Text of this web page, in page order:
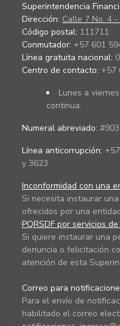
Superintendencia
Dirección: Calle 7 No. 4 -
Código postal: 111711
Conmutador: +57 601
Línea gratuita nacional:
Centro de contacto: +57
Lunes a
continua.
Numeral abreviado:
Línea anticorrupción:
y 3623
Inconformidad con una
Si necesita instaurar
ofrecidos por una
PQRSDF por servicios
Si quiere instaurar una
denuncia o felicitación
atención de esta
Correo para
Para el envío de
habilitado el correo